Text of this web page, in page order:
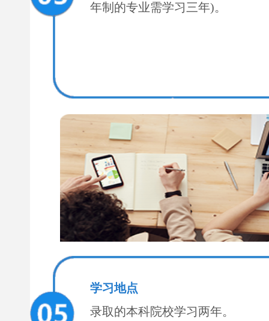
年制的专业需学习三年)。
学习地点
录取的本科院校学习两年。